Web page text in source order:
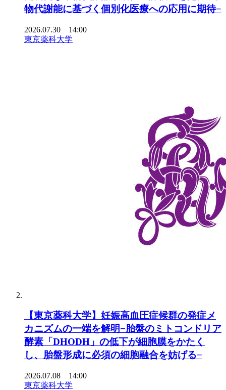
物代謝能に基づく個別化医療への応用に期待−
2026.07.30 14:00
東京薬科大学
【東京薬科大学】妊娠高血圧症候群の発症メ
カニズムの一端を解明−胎盤のミトコンドリア
酵素「DHODH」の低下が細胞膜をかたく
し、胎盤形成に必須の細胞融合を妨げる−
2026.07.08 14:00
東京薬科大学